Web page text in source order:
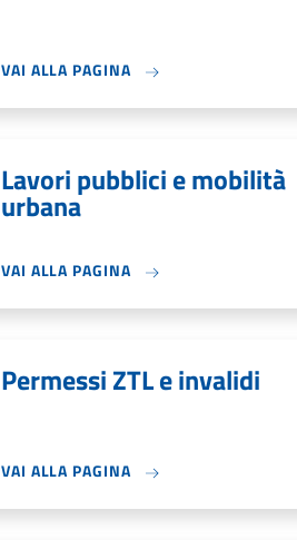
VAI ALLA PAGINA
Lavori pubblici e mobilità
urbana
VAI ALLA PAGINA
Permessi ZTL e invalidi
VAI ALLA PAGINA